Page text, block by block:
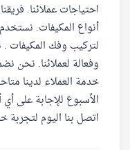
احتياجات عملائنا.
أنواع المكيفات.
لتركيب وفك
وفعالة لعملائنا. نحن
خدمة العملاء لدينا
الأسبوع للإجابة على
اتصل بنا اليوم لتجربة